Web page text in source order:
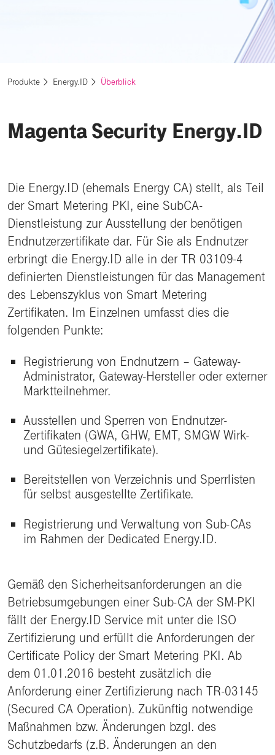
Produkte Energy.ID Überblick
Magenta Security Energy.ID
Die Energy.ID (ehemals Energy CA) stellt, als Teil
der Smart Metering PKI, eine SubCA-
Dienstleistung zur Ausstellung der benötigen
Endnutzerzertifikate dar. Für Sie als Endnutzer
erbringt die Energy.ID alle in der TR 03109-4
definierten Dienstleistungen für das Management
des Lebenszyklus von Smart Metering
Zertifikaten. Im Einzelnen umfasst dies die
folgenden Punkte:
Registrierung von Endnutzern – Gateway-
Administrator, Gateway-Hersteller oder externer
Marktteilnehmer.
Ausstellen und Sperren von Endnutzer-
Zertifikaten (GWA, GHW, EMT, SMGW Wirk-
und Gütesiegelzertifikate).
Bereitstellen von Verzeichnis und Sperrlisten
für selbst ausgestellte Zertifikate.
Registrierung und Verwaltung von Sub-CAs
im Rahmen der Dedicated Energy.ID.
Gemäß den Sicherheitsanforderungen an die
Betriebsumgebungen einer Sub-CA der SM-PKI
fällt der Energy.ID Service mit unter die ISO
Zertifizierung und erfüllt die Anforderungen der
Certificate Policy der Smart Metering PKI. Ab
dem 01.01.2016 besteht zusätzlich die
Anforderung einer Zertifizierung nach TR-03145
(Secured CA Operation). Zukünftig notwendige
Maßnahmen bzw. Änderungen bzgl. des
Schutzbedarfs (z.B. Änderungen an den